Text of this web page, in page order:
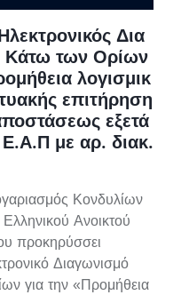
Δια
Κάτω των Ορίων
λογισμικ
επιτήρηση
εξετά
με αρ. διακ.
Κονδυλίων
Ανοικτού
προκηρύσσει
Διαγωνισμό
για την «Προμήθεια